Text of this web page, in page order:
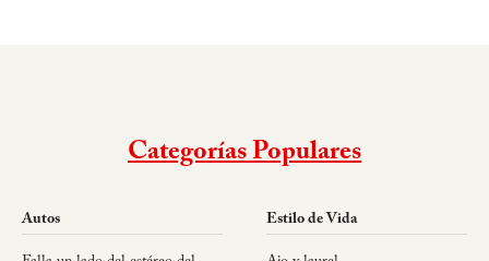
Categorías Populares
Autos Estilo de Vida